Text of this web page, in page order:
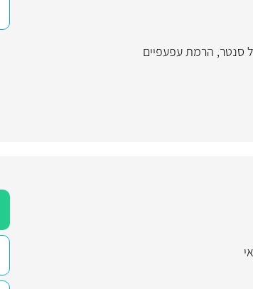
סנטר, הרמת עפעפיים